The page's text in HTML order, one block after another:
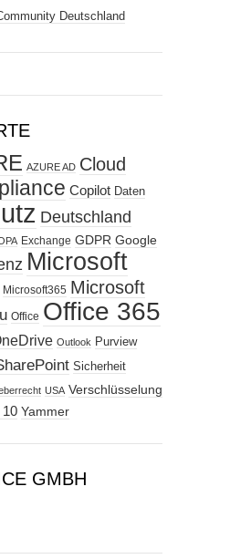
Deutschland
AZURE AD Cloud
Copilot Daten
Deutschland
Exchange GDPR Google
Microsoft
Microsoft365 Microsoft
Office Office 365
Outlook Purview
Sicherheit
USA Verschlüsselung
10 Yammer
GMBH